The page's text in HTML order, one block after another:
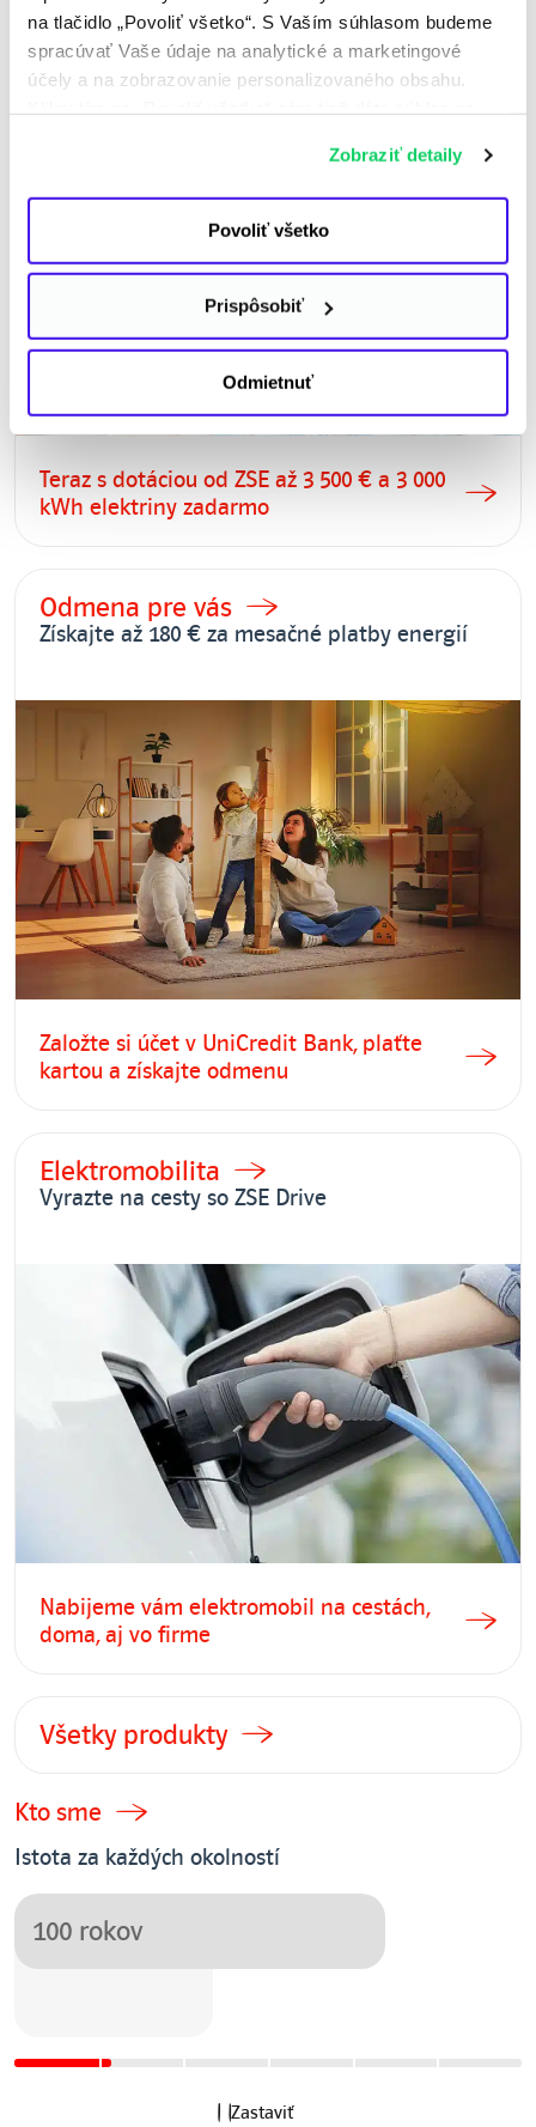
na tlačidlo „Povoliť všetko“. S Vaším súhlasom budeme
spracúvať Vaše údaje na analytické a marketingové
účely a na zobrazovanie personalizovaného obsahu.
najmä v USA a v iných tretích krajinách. Ďalšie
informácie nájdete v osobitných nastaveniach
Informácii o spracúvaní údajov
Zobraziť detaily
Povoliť všetko
Prispôsobiť
Odmietnuť
Kto sme
Istota za každých okolností
100 rokov
Zastaviť
Fotovoltika
Doprajte si príjemný pocit z elektriny, ktorú si
vyrobíte zadarmo
Teraz s dotáciou od ZSE až 3 500 € a 3 000
kWh elektriny zadarmo
Odmena pre vás
Získajte až 180 € za mesačné platby energií
Založte si účet v UniCredit Bank, plaťte
kartou a získajte odmenu
Elektromobilita
Vyrazte na cesty so ZSE Drive
Nabijeme vám elektromobil na cestách,
doma, aj vo firme
Všetky produkty